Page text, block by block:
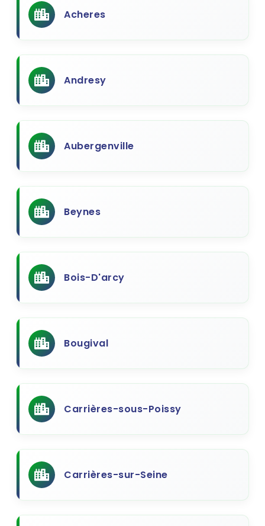
Acheres
Andresy
Aubergenville
Beynes
Bois-D'arcy
Bougival
Carrières-sous-Poissy
Carrières-sur-Seine